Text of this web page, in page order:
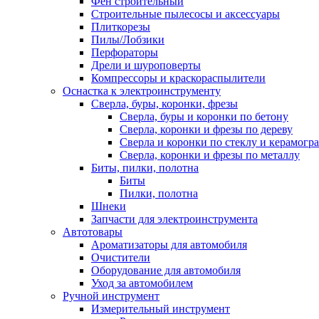
Строительные пылесосы и аксессуары
Плиткорезы
Пилы/Лобзики
Перфораторы
Дрели и шуроповерты
Компрессоры и краскораспылители
Оснастка к электроинструменту
Сверла, буры, коронки, фрезы
Сверла, буры и коронки по бетону
Сверла, коронки и фрезы по дереву
Сверла и коронки по стеклу и
Сверла, коронки и фрезы по металлу
Биты, пилки, полотна
Биты
Пилки, полотна
Шнеки
Запчасти для электроинструмента
Автотовары
Ароматизаторы для автомобиля
Очистители
Оборудование для автомобиля
Уход за автомобилем
Ручной инструмент
Измерительный инструмент